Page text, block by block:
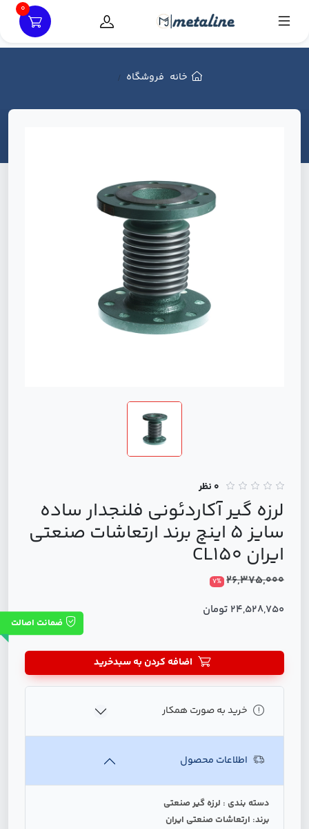
0
خانه فروشگاه
0 نظر
لرزه گیر آکاردئونی فلنجدار ساده
سایز 5 اینچ برند ارتعاشات صنعتی
ایران CL150
26,375,000
7%
24,528,750 تومان
ضمانت اصالت
اضافه کردن به سبدخرید
خرید به صورت همکار
اطلاعات محصول
دسته بندی : لرزه گیر صنعتی
برند: ارتعاشات صنعتی ایران